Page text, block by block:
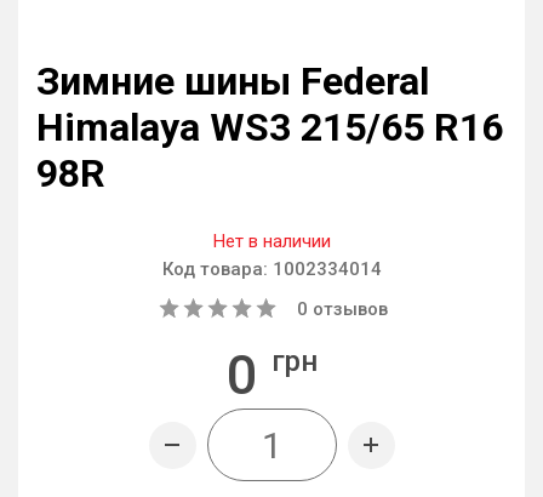
Зимние шины Federal
Himalaya WS3 215/65 R16
98R
Нет в наличии
Код товара: 1002334014
0 отзывов
0 грн